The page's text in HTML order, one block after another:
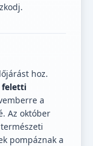
hoz.
feletti
a
Az október
pompáznak a